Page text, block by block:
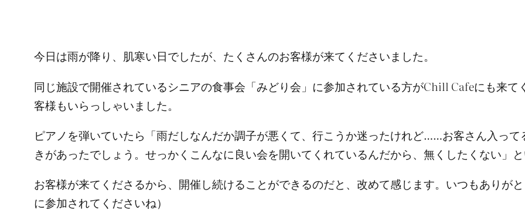
今日は雨が降り、肌寒い日でしたが、たくさんのお客様が来てくださいました。
同じ施設で開催されているシニアの食事会「みどり会」に参加されている方がChill Cafeにも来
客様もいらっしゃいました。
ピアノを弾いていたら「雨だしなんだか調子が悪くて、行こうか迷ったけれど……お客さん入っ
きがあったでしょう。せっかくこんなに良い会を開いてくれているんだから、無くしたくない」
お客様が来てくださるから、開催し続けることができるのだと、改めて感じます。いつもありが
に参加されてくださいね）